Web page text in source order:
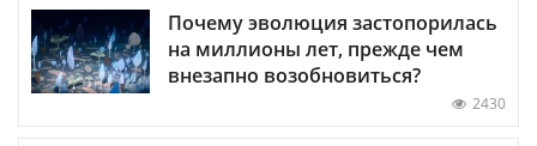
Почему эволюция застопорилась
на миллионы лет, прежде чем
внезапно возобновиться?
2430